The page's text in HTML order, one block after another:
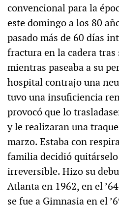
convencional para la
este domingo a los 80
pasado más de 60 días
fractura en la cadera
mientras paseaba a su
hospital contrajo una
tuvo una insuficiencia
provocó que lo
y le realizaran una
marzo. Estaba con
familia decidió quitárselo
irreversible. Hizo su
Atlanta en 1962, en el
se fue a Gimnasia en el